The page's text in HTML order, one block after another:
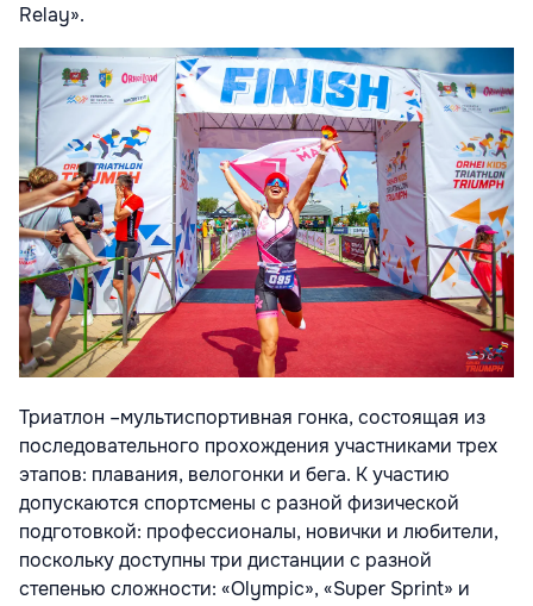
Relay».
Триатлон –мультиспортивная гонка, состоящая из
последовательного прохождения участниками трех
этапов: плавания, велогонки и бега. К участию
допускаются спортсмены с разной физической
подготовкой: профессионалы, новички и любители,
поскольку доступны три дистанции с разной
степенью сложности: «Olympic», «Super Sprint» и